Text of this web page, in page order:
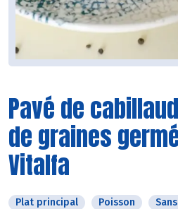
Pavé de
de graines
Vitalfa
Plat principal Poisson